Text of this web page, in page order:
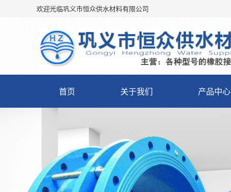
欢迎光临巩义市恒众供水材料有限公司
首页 关于我们 产品中心